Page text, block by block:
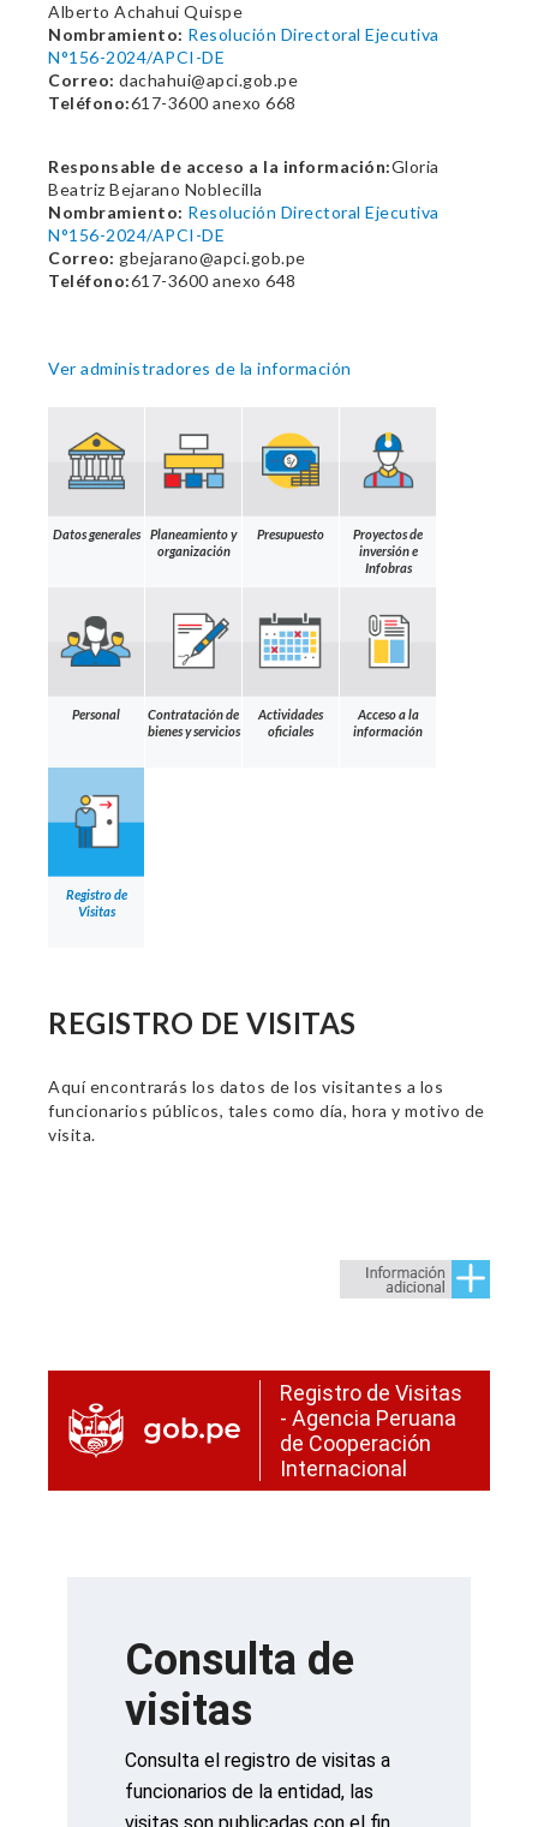
Alberto Achahui Quispe
Nombramiento: Resolución Directoral Ejecutiva
N°156-2024/APCI-DE
Correo: dachahui@apci.gob.pe
Teléfono:617-3600 anexo 668
Responsable de acceso a la información:Gloria
Beatriz Bejarano Noblecilla
Nombramiento: Resolución Directoral Ejecutiva
N°156-2024/APCI-DE
Correo: gbejarano@apci.gob.pe
Teléfono:617-3600 anexo 648
Ver administradores de la información
Datos generales
Planeamiento y
organización
Presupuesto
Proyectos de
inversión e
Infobras
Personal
Contratación de
bienes y servicios
Actividades
oficiales
Acceso a la
información
Registro de
Visitas
REGISTRO DE VISITAS
Aquí encontrarás los datos de los visitantes a los
funcionarios públicos, tales como día, hora y motivo de
visita.